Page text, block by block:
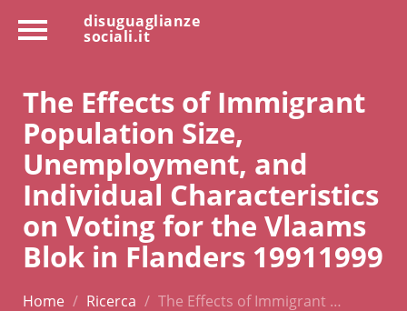
disuguaglianze
sociali.it
The Effects of Immigrant
Population Size,
Unemployment, and
Individual Characteristics
on Voting for the Vlaams
Blok in Flanders 19911999
Home Ricerca The Effects of Immigrant …